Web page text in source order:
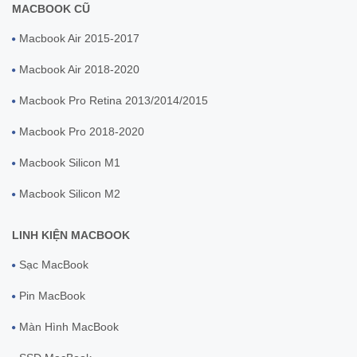
MACBOOK CŨ
Macbook Air 2015-2017
Macbook Air 2018-2020
Macbook Pro Retina 2013/2014/2015
Macbook Pro 2018-2020
Macbook Silicon M1
Macbook Silicon M2
LINH KIỆN MACBOOK
Sạc MacBook
Pin MacBook
Màn Hình MacBook